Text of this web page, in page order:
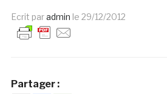
Ecrit paradmin le 29/12/2012
Partager :